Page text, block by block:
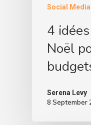
Social
4
Noël
Serena Levy
8 September